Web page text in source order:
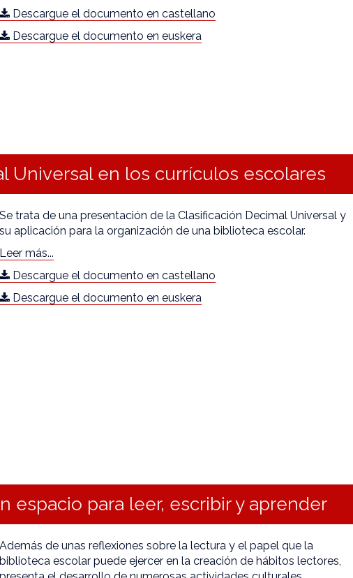
Descargue el documento en castellano
Descargue el documento en euskera
Universal en los currículos escolares
Se trata de una presentación de la Clasificación Decimal Universal y
su aplicación para la organización de una biblioteca escolar.
Leer más...
Descargue el documento en castellano
Descargue el documento en euskera
espacio para leer, escribir y aprender
Además de unas reflexiones sobre la lectura y el papel que la
biblioteca escolar puede ejercer en la creación de hábitos lectores,